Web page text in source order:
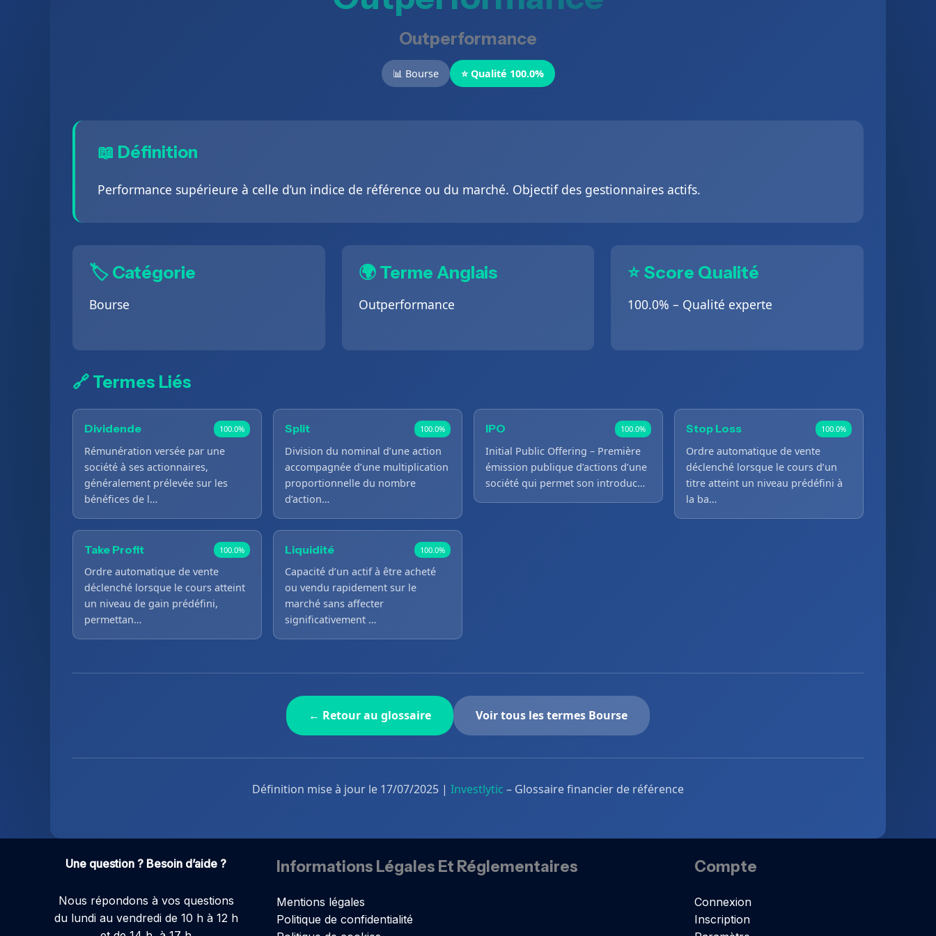
Outperformance
📊 Bourse ⭐ Qualité 100.0%
📖 Définition
Performance supérieure à celle d’un indice de référence ou du marché. Objectif des gestionnaires actifs.
🏷️ Catégorie
Bourse
🌍 Terme Anglais
Outperformance
⭐ Score Qualité
100.0% – Qualité experte
🔗 Termes Liés
Dividende 100.0%
Rémunération versée par une
société à ses actionnaires,
généralement prélevée sur les
bénéfices de l…
Split 100.0%
Division du nominal d’une action
accompagnée d’une multiplication
proportionnelle du nombre
d’action…
IPO 100.0%
Initial Public Offering – Première
émission publique d’actions d’une
société qui permet son introduc…
Stop Loss 100.0%
Ordre automatique de vente
déclenché lorsque le cours d’un
titre atteint un niveau prédéfini à
la ba…
Take Profit 100.0%
Ordre automatique de vente
déclenché lorsque le cours atteint
un niveau de gain prédéfini,
permettan…
Liquidité 100.0%
Capacité d’un actif à être acheté
ou vendu rapidement sur le
marché sans affecter
significativement …
← Retour au glossaire Voir tous les termes Bourse
Définition mise à jour le 17/07/2025 | Investlytic – Glossaire financier de référence
Une question ? Besoin d’aide ?
Nous répondons à vos questions
du lundi au vendredi de 10 h à 12 h
Informations Légales Et Réglementaires
Mentions légales
Politique de confidentialité
Compte
Connexion
Inscription